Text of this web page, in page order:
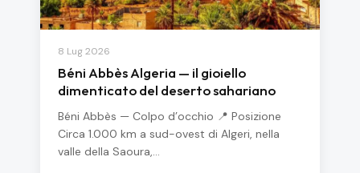
8 Lug 2026
Béni Abbès Algeria — il gioiello
dimenticato del deserto sahariano
Béni Abbès — Colpo d’occhio 📍 Posizione
Circa 1.000 km a sud-ovest di Algeri, nella
valle della Saoura,…